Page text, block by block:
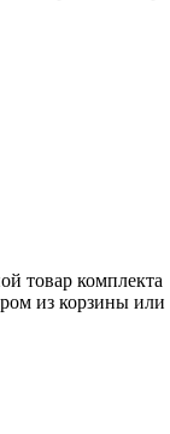
товар комплекта
из корзины или